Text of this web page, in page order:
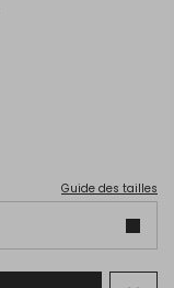
Guide des tailles